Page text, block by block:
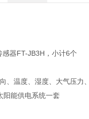
器FT-JB3H，小计6个
温度、湿度、大气压力
能供电系统一套